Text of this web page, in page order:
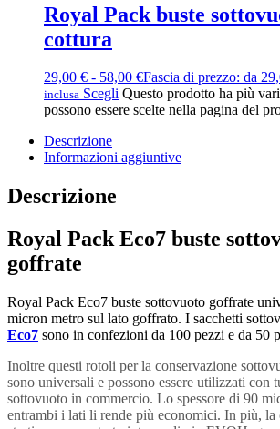
Royal Pack buste
cottura
29,00 € - 58,00 €Fascia di prezzo: da
inclusa Scegli Questo prodotto ha più
possono essere scelte nella pagina del
Descrizione
Informazioni aggiuntive
Descrizione
Royal Pack Eco7 buste
goffrate
Royal Pack Eco7 buste sottovuoto goffrate
micron metro sul lato goffrato. I sacchetti
Eco7 sono in confezioni da 100 pezzi e da 50
Inoltre questi rotoli per la conservazione
sono universali e possono essere utilizzati con
sottovuoto in commercio. Lo spessore di 90
entrambi i lati li rende più economici. In più, la